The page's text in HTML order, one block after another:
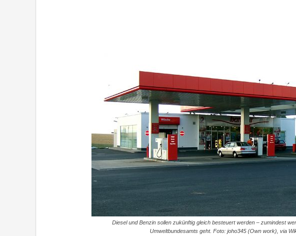
Diesel und Benzin sollen zukünftig gleich besteuert werden – zumindest
Umweltbundesamts geht. Foto: joho345 (Own work), via